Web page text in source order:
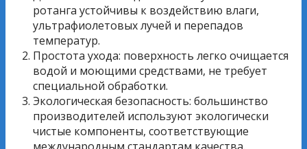
ротанга устойчивы к воздействию влаги,
ультрафиолетовых лучей и перепадов
температур.
Простота ухода: поверхность легко очищается
водой и моющими средствами, не требует
специальной обработки.
Экологическая безопасность: большинство
производителей используют экологически
чистые компоненты, соответствующие